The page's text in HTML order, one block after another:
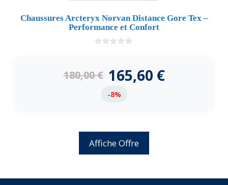
Chaussures Arcteryx Norvan Distance Gore Tex –
Performance et Confort
5
180,00€ 165,60 €
-8%
Affiche Offre